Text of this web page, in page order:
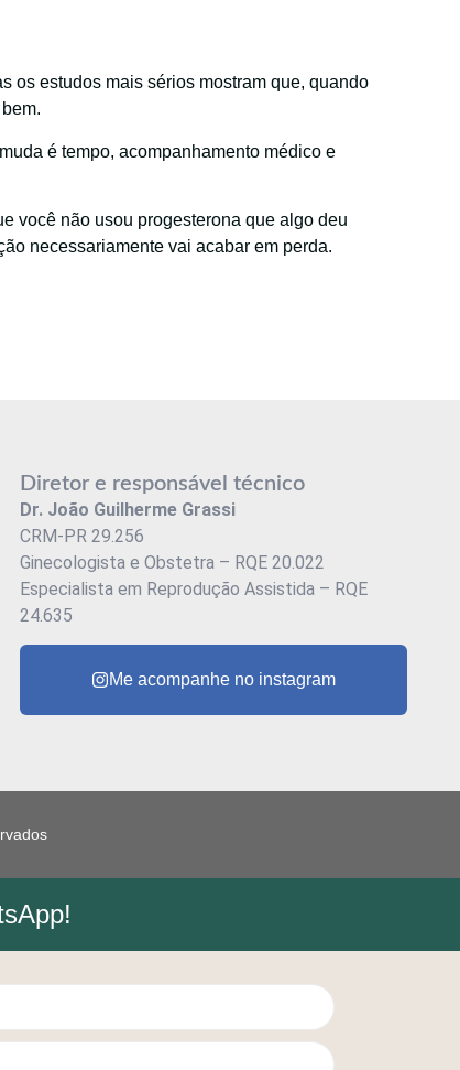
os estudos mais sérios mostram que, quando
é tempo, acompanhamento médico e
você não usou progesterona que algo deu
necessariamente vai acabar em perda.
Diretor e responsável técnico
Dr. João Guilherme Grassi
CRM-PR 29.256
Ginecologista e Obstetra – RQE 20.022
Especialista em Reprodução Assistida – RQE
24.635
Me acompanhe no instagram